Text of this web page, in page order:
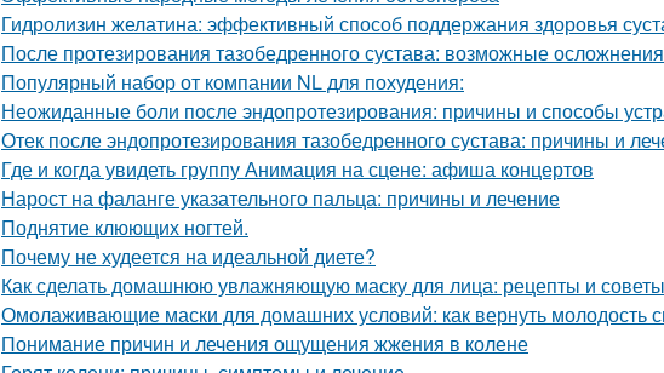
Гидролизин желатина: эффективный способ поддержания здоровья
После протезирования тазобедренного сустава: возможные
Популярный набор от компании NL для похудения:
Неожиданные боли после эндопротезирования: причины и способы
Отек после эндопротезирования тазобедренного сустава: причины и
Где и когда увидеть группу Анимация на сцене: афиша концертов
Нарост на фаланге указательного пальца: причины и лечение
Поднятие клюющих ногтей.
Почему не худеется на идеальной диете?
Как сделать домашнюю увлажняющую маску для лица: рецепты и советы
Омолаживающие маски для домашних условий: как вернуть молодость
Понимание причин и лечения ощущения жжения в колене